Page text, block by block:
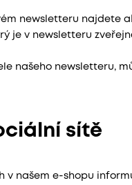
newsletteru najdete
je v newsletteru
našeho newsletteru,
sítě
našem e-shopu